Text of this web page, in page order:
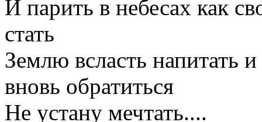
И парить в небесах как
стать
Землю всласть напитать
вновь обратиться
Не устану мечтать....